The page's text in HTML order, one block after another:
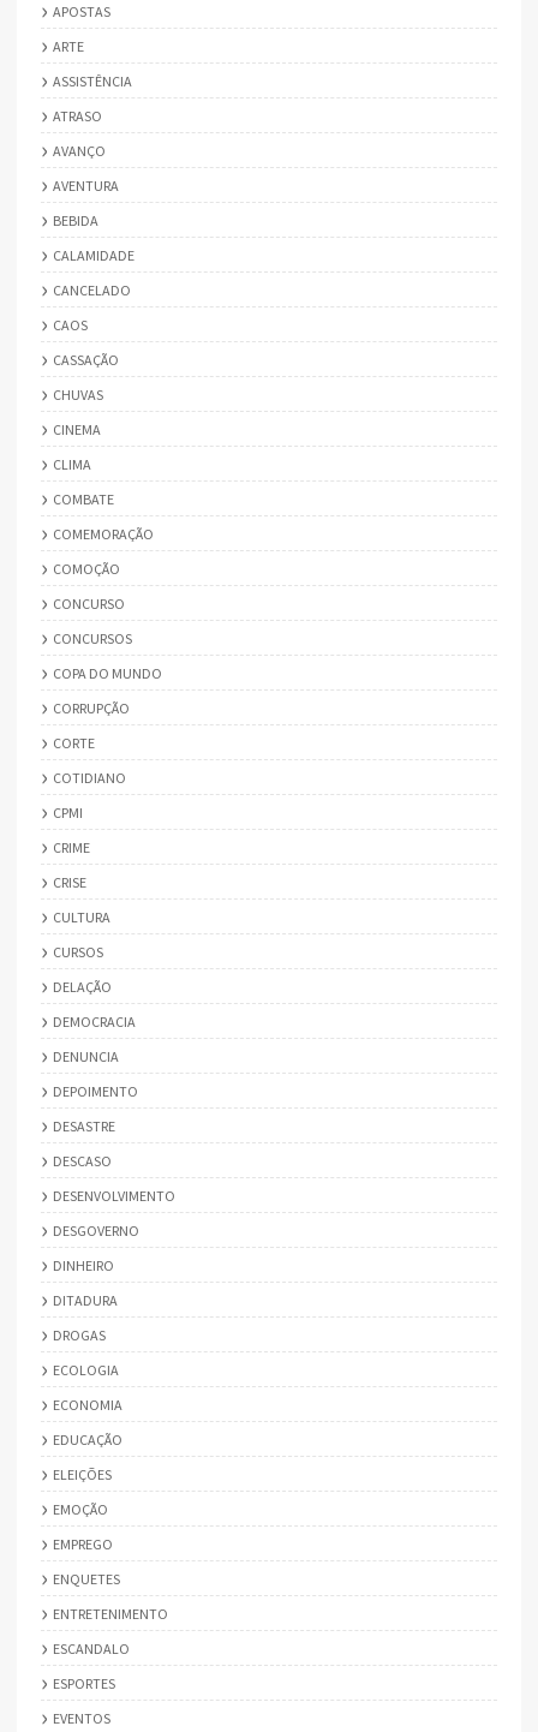
APOSTAS
ARTE
ASSISTÊNCIA
ATRASO
AVANÇO
AVENTURA
BEBIDA
CALAMIDADE
CANCELADO
CAOS
CASSAÇÃO
CHUVAS
CINEMA
CLIMA
COMBATE
COMEMORAÇÃO
COMOÇÃO
CONCURSO
CONCURSOS
COPA DO MUNDO
CORRUPÇÃO
CORTE
COTIDIANO
CPMI
CRIME
CRISE
CULTURA
CURSOS
DELAÇÃO
DEMOCRACIA
DENUNCIA
DEPOIMENTO
DESASTRE
DESCASO
DESENVOLVIMENTO
DESGOVERNO
DINHEIRO
DITADURA
DROGAS
ECOLOGIA
ECONOMIA
EDUCAÇÃO
ELEIÇÕES
EMOÇÃO
EMPREGO
ENQUETES
ENTRETENIMENTO
ESCANDALO
ESPORTES
EVENTOS